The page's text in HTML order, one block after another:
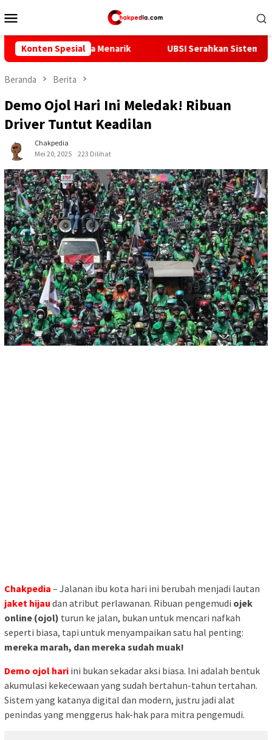
ke
Mobile
Konten Spesial
Menarik UBSI Serahkan Sistem Informasi Tracer
Beranda Berita
Demo Ojol Hari Ini Meledak! Ribuan
Driver Tuntut Keadilan
Chakpedia
Mei 20, 2025
223 Dilihat
Chakpedia – Jalanan ibu kota hari ini berubah menjadi lautan
jaket hijau dan atribut perlawanan. Ribuan pengemudi ojek
online (ojol) turun ke jalan, bukan untuk mencari nafkah
seperti biasa, tapi untuk menyampaikan satu hal penting:
mereka marah, dan mereka sudah muak!
Demo ojol hari ini bukan sekadar aksi biasa. Ini adalah bentuk
akumulasi kekecewaan yang sudah bertahun-tahun tertahan.
Sistem yang katanya digital dan modern, justru jadi alat
penindas yang menggerus hak-hak para mitra pengemudi.